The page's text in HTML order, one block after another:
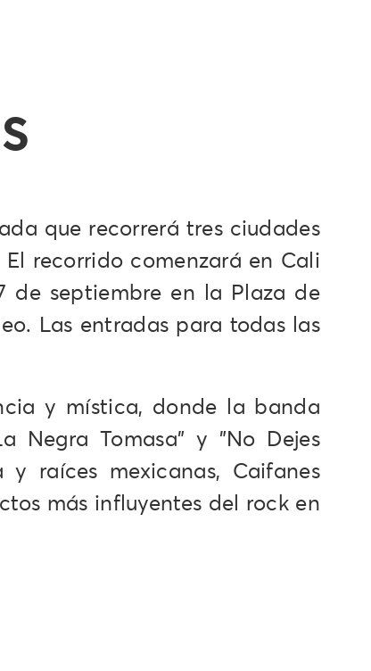
que recorrerá tres ciudades
recorrido comenzará en Cali
de septiembre en la Plaza de
Las entradas para todas las
y mística, donde la banda
Negra Tomasa" y "No Dejes
raíces mexicanas, Caifanes
más influyentes del rock en